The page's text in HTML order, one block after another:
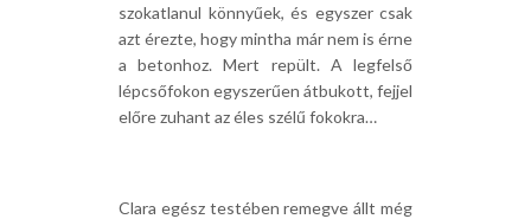
szokatlanul könnyűek, és egyszer csak
azt érezte, hogy mintha már nem is érne
a betonhoz. Mert repült. A legfelső
lépcsőfokon egyszerűen átbukott, fejjel
előre zuhant az éles szélű fokokra…
Clara egész testében remegve állt még